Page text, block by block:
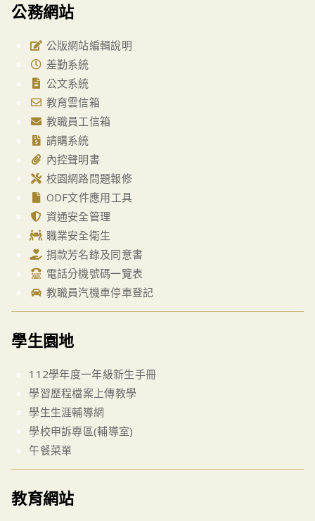
公務網站
公版網站編輯說明
差勤系統
公文系統
教育雲信箱
教職員工信箱
請購系統
內控聲明書
校園網路問題報修
ODF文件應用工具
資通安全管理
職業安全衛生
捐款芳名錄及同意書
電話分機號碼一覽表
教職員汽機車停車登記
學生園地
112學年度一年級新生手冊
學習歷程檔案上傳教學
學生生涯輔導網
學校申訴專區(輔導室)
午餐菜單
教育網站